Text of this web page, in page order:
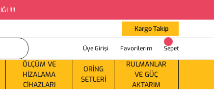
!!!!
Kargo Takip
Üye Girişi Favorilerim Sepet
ÖLÇÜM VE
HIZALAMA
CIHAZLARI
ORING
SETLERI
RULMANLAR
VE GÜÇ
AKTARIM